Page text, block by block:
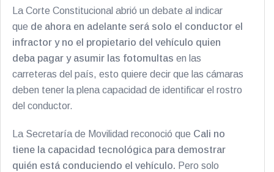
La Corte Constitucional abrió un debate al indicar
que de ahora en adelante será solo el conductor el
infractor y no el propietario del vehículo quien
deba pagar y asumir las fotomultas en las
carreteras del país, esto quiere decir que las cámaras
deben tener la plena capacidad de identificar el rostro
del conductor.
La Secretaría de Movilidad reconoció que Cali no
tiene la capacidad tecnológica para demostrar
quién está conduciendo el vehículo. Pero solo